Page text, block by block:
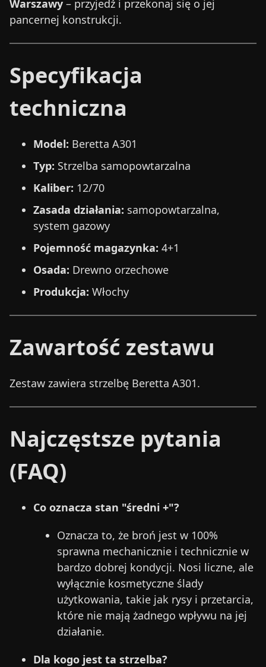
Warszawy – przyjedź i przekonaj się o jej
pancernej konstrukcji.
Specyfikacja
techniczna
Model: Beretta A301
Typ: Strzelba samopowtarzalna
Kaliber: 12/70
Zasada działania: samopowtarzalna,
system gazowy
Pojemność magazynka: 4+1
Osada: Drewno orzechowe
Produkcja: Włochy
Zawartość zestawu
Zestaw zawiera strzelbę Beretta A301.
Najczęstsze pytania
(FAQ)
Co oznacza stan "średni +"?
Oznacza to, że broń jest w 100%
sprawna mechanicznie i technicznie w
bardzo dobrej kondycji. Nosi liczne, ale
wyłącznie kosmetyczne ślady
użytkowania, takie jak rysy i przetarcia,
które nie mają żadnego wpływu na jej
działanie.
Dla kogo jest ta strzelba?